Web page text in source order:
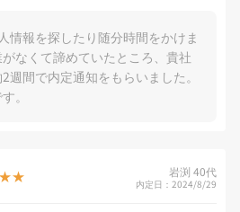
情報を探したり随分時間をかけま
なくて諦めていたところ、貴社
週間で内定通知をもらいました。
。
岩渕 40代
内定日：2024/8/29